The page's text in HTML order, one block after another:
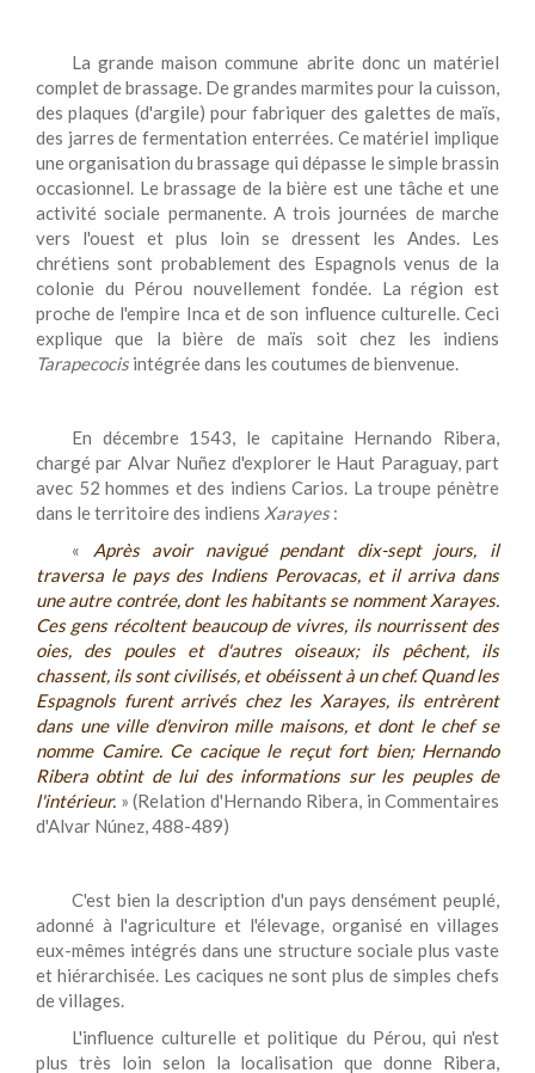
La grande maison commune abrite donc un matériel
complet de brassage. De grandes marmites pour la cuisson,
des plaques (d'argile) pour fabriquer des galettes de maïs,
des jarres de fermentation enterrées. Ce matériel implique
une organisation du brassage qui dépasse le simple brassin
occasionnel. Le brassage de la bière est une tâche et une
activité sociale permanente. A trois journées de marche
vers l'ouest et plus loin se dressent les Andes. Les
chrétiens sont probablement des Espagnols venus de la
colonie du Pérou nouvellement fondée. La région est
proche de l'empire Inca et de son influence culturelle. Ceci
explique que la bière de maïs soit chez les indiens
Tarapecocisintégrée dans les coutumes de bienvenue.
En décembre 1543, le capitaine Hernando Ribera,
chargé par Alvar Nuñez d'explorer le Haut Paraguay, part
avec 52 hommes et des indiens Carios. La troupe pénètre
dans le territoire des indiens Xarayes:
« Après avoir navigué pendant dix-sept jours, il
traversa le pays des Indiens Perovacas, et il arriva dans
une autre contrée, dont les habitants se nomment Xarayes.
Ces gens récoltent beaucoup de vivres, ils nourrissent des
oies, des poules et d'autres oiseaux; ils pêchent, ils
chassent, ils sont civilisés, et obéissent à un chef. Quand les
Espagnols furent arrivés chez les Xarayes, ils entrèrent
dans une ville d'environ mille maisons, et dont le chef se
nomme Camire. Ce cacique le reçut fort bien; Hernando
Ribera obtint de lui des informations sur les peuples de
l'intérieur. » (Relation d'Hernando Ribera, in Commentaires
d'Alvar Núnez, 488-489)
C'est bien la description d'un pays densément peuplé,
adonné à l'agriculture et l'élevage, organisé en villages
eux-mêmes intégrés dans une structure sociale plus vaste
et hiérarchisée. Les caciques ne sont plus de simples chefs
de villages.
L'influence culturelle et politique du Pérou, qui n'est
plus très loin selon la localisation que donne Ribera,